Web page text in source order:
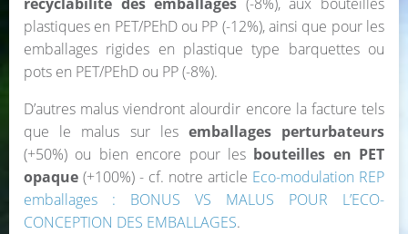
plastiques en PET/PEhD ou PP (-12%), ainsi que pour les
emballages rigides en plastique type barquettes ou
pots en PET/PEhD ou PP (-8%).
D’autres malus viendront alourdir encore la facture tels
que le malus sur les emballages perturbateurs
(+50%) ou bien encore pour les bouteilles en PET
opaque (+100%) - cf. notre article Eco-modulation REP
emballages : BONUS VS MALUS POUR L’ECO-
CONCEPTION DES EMBALLAGES.